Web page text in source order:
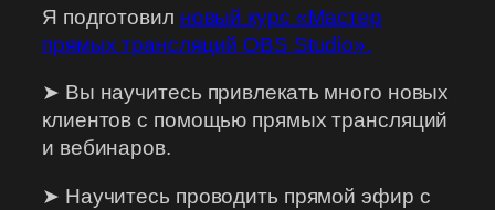
Я подготовил новый курс «Мастер
прямых трансляций OBS Studio».
➤ Вы научитесь привлекать много новых
клиентов с помощью прямых трансляций
и вебинаров.
➤ Научитесь проводить прямой эфир с